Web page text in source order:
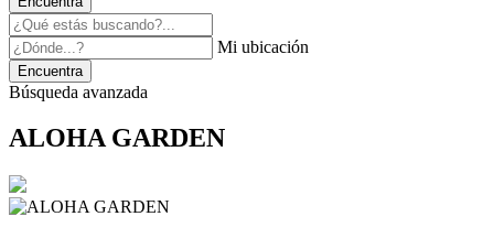
Mi ubicación
Encuentra
Búsqueda avanzada
ALOHA GARDEN